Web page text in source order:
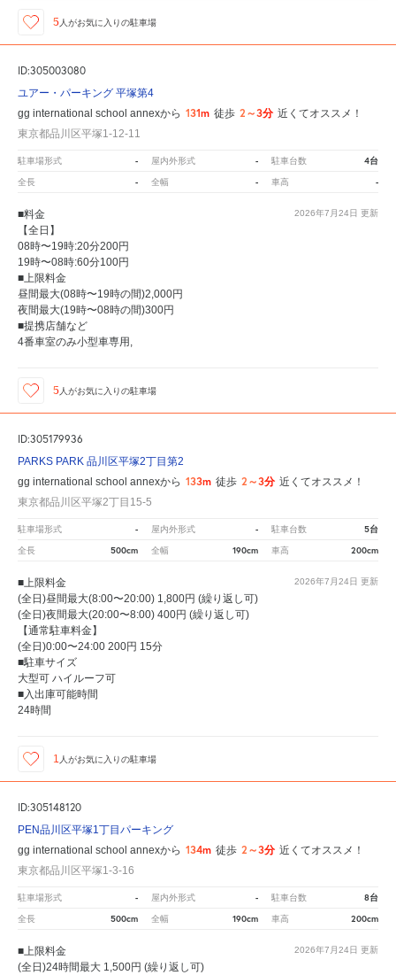
5人がお気に入りの駐車場
ID:305003080
ユアー・パーキング 平塚第4
gg international school annexから 131m 徒歩 2～3分 近くてオススメ！
東京都品川区平塚1-12-11
駐車場形式 - 屋内外形式 - 駐車台数 4台
全長 - 全幅 - 車高 -
2026年7月24日 更新
■料金
【全日】
08時〜19時:20分200円
19時〜08時:60分100円
■上限料金
昼間最大(08時〜19時の間)2,000円
夜間最大(19時〜08時の間)300円
■提携店舗など
4番車室のみ小型車専用,
5人がお気に入りの駐車場
ID:305179936
PARKS PARK 品川区平塚2丁目第2
gg international school annexから 133m 徒歩 2～3分 近くてオススメ！
東京都品川区平塚2丁目15-5
駐車場形式 - 屋内外形式 - 駐車台数 5台
全長 500cm 全幅 190cm 車高 200cm
2026年7月24日 更新
■上限料金
(全日)昼間最大(8:00〜20:00) 1,800円 (繰り返し可)
(全日)夜間最大(20:00〜8:00) 400円 (繰り返し可)
【通常駐車料金】
(全日)0:00〜24:00 200円 15分
■駐車サイズ
大型可 ハイルーフ可
■入出庫可能時間
24時間
1 人がお気に入りの駐車場
ID:305148120
PEN品川区平塚1丁目パーキング
gg international school annexから 134m 徒歩 2～3分 近くてオススメ！
東京都品川区平塚1-3-16
駐車場形式 - 屋内外形式 - 駐車台数 8台
全長 500cm 全幅 190cm 車高 200cm
2026年7月24日 更新
■上限料金
(全日)24時間最大 1,500円 (繰り返し可)